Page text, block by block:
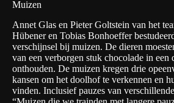
Muizen
Annet Glas en Pieter Goltstein van het
Hübener en Tobias Bonhoeffer
verschijnsel bij muizen. De dieren
van een verborgen stuk chocolade in een
onthouden. De muizen kregen drie
kansen om het doolhof te verkennen en
vinden. Inclusief pauzes van